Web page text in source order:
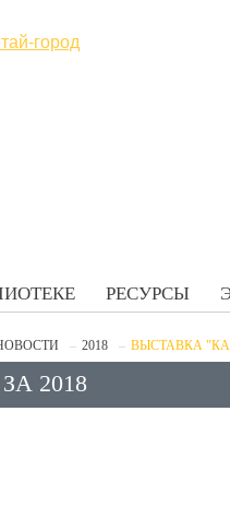
РЕСУРСЫ
2018 ВЫСТАВКА
2018